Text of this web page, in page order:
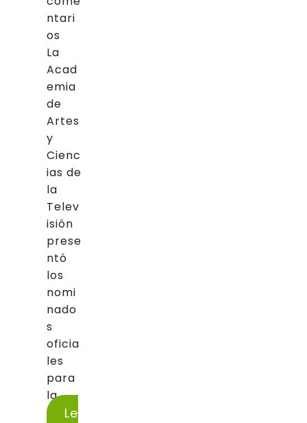
ntari
os
La
Acad
emia
de
Artes
y
Cienc
ias de
la
Telev
isión
prese
ntó
los
nomi
nado
s
oficia
les
para
la...
Le